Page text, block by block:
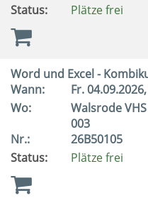
Status:
Plätze frei
Word und Excel -
Wann:
Fr.
Wo:
Walsrode
003
Nr.:
26B50105
Status:
Plätze frei